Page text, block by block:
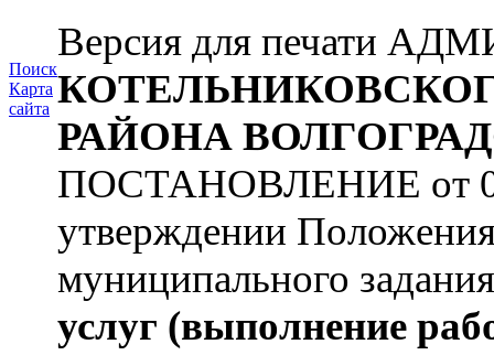
Поиск
Карта
сайта
Версия для печати
РАЙОНА
ПОСТАНОВЛЕНИЕ от
утверждении
муниципального
услуг (выполнение